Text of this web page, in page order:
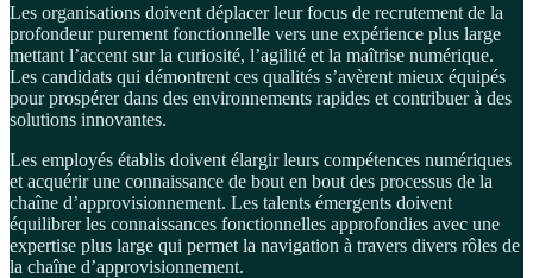
Les organisations doivent déplacer leur focus de recrutement de la
profondeur purement fonctionnelle vers une expérience plus large
mettant l’accent sur la curiosité, l’agilité et la maîtrise numérique.
Les candidats qui démontrent ces qualités s’avèrent mieux équipés
pour prospérer dans des environnements rapides et contribuer à des
solutions innovantes.
Les employés établis doivent élargir leurs compétences numériques
et acquérir une connaissance de bout en bout des processus de la
chaîne d’approvisionnement. Les talents émergents doivent
équilibrer les connaissances fonctionnelles approfondies avec une
expertise plus large qui permet la navigation à travers divers rôles de
la chaîne d’approvisionnement.